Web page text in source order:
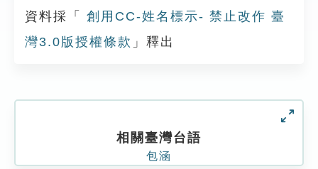
資料採「
創用CC-姓名標示- 禁止改作 臺
灣3.0版授權條款 」釋出
相關臺灣台語
包涵